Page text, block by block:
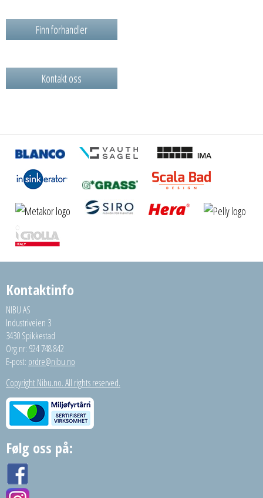
Finn forhandler
Kontakt oss
Kontaktinfo
NIBU AS
Industriveien 3
3430 Spikkestad
Org.nr: 924 748 842
E-post: ordre@nibu.no
Copyright Nibu.no. All rights reserved.
Følg oss på: